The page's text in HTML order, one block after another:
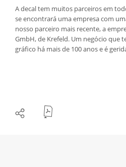
A decal tem muitos parceiros em
se encontrará uma empresa com
nosso parceiro mais recente, a
GmbH, de Krefeld. Um negócio que
gráfico há mais de 100 anos e é
Fundada em 1911 por Eugen Koch
Geral Veit Koch), a empresa